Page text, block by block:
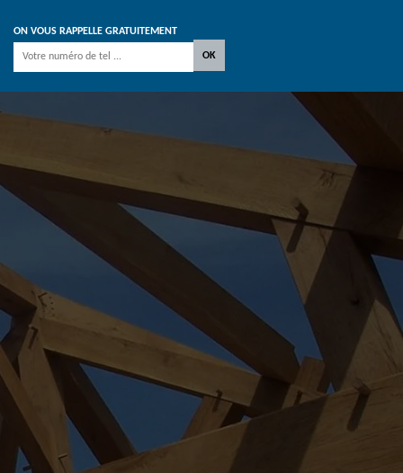
ON VOUS RAPPELLE GRATUITEMENT